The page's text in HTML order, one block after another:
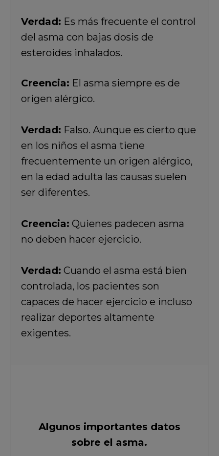
Verdad: Es más frecuente el control
del asma con bajas dosis de
esteroides inhalados.
Creencia: El asma siempre es de
origen alérgico.
Verdad: Falso. Aunque es cierto que
en los niños el asma tiene
frecuentemente un origen alérgico,
en la edad adulta las causas suelen
ser diferentes.
Creencia: Quienes padecen asma
no deben hacer ejercicio.
Verdad: Cuando el asma está bien
controlada, los pacientes son
capaces de hacer ejercicio e incluso
realizar deportes altamente
exigentes.
Algunos importantes datos
sobre el asma.